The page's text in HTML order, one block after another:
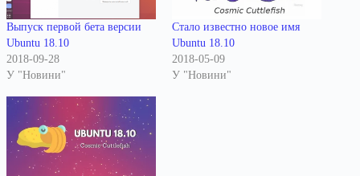
Выпуск первой бета версии
Ubuntu 18.10
2018-09-28
У "Новини"
Стало известно новое имя
Ubuntu 18.10
2018-05-09
У "Новини"